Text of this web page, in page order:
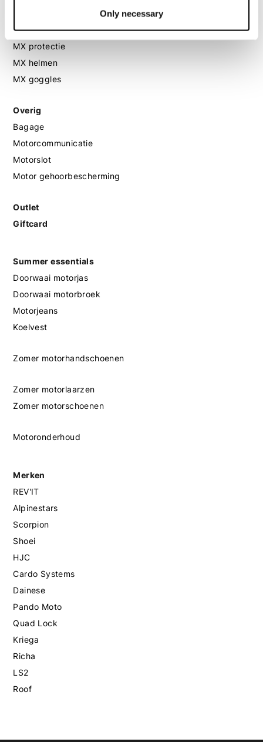
Only necessary
MX laarzen
MX protectie
MX helmen
MX goggles
Overig
Bagage
Motorcommunicatie
Motorslot
Motor gehoorbescherming
Outlet
Giftcard
Summer essentials
Doorwaai motorjas
Doorwaai motorbroek
Motorjeans
Koelvest
Zomer motorhandschoenen
Zomer motorlaarzen
Zomer motorschoenen
Motoronderhoud
Merken
REV'IT
Alpinestars
Scorpion
Shoei
HJC
Cardo Systems
Dainese
Pando Moto
Quad Lock
Kriega
Richa
LS2
Roof